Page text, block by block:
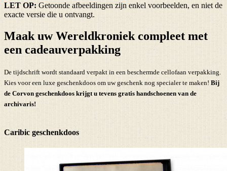
LET OP: Getoonde afbeeldingen zijn enkel voorbeelden, en niet de
exacte versie die u ontvangt.
Maak uw Wereldkroniek compleet met
een cadeauverpakking
De tijdschrift wordt standaard verpakt in een beschermde cellofaan verpakking.
Kies voor een luxe geschenkdoos om uw geschenk nog specialer te maken! Bij
de Corvon geschenkdoos krijgt u tevens gratis handschoenen van de
archivaris!
Caribic geschenkdoos